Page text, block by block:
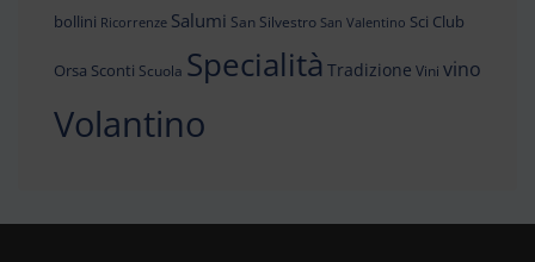
bollini Ricorrenze Salumi San Silvestro San Valentino Sci Club
Orsa Sconti Scuola Specialità Tradizione Vini vino
Volantino